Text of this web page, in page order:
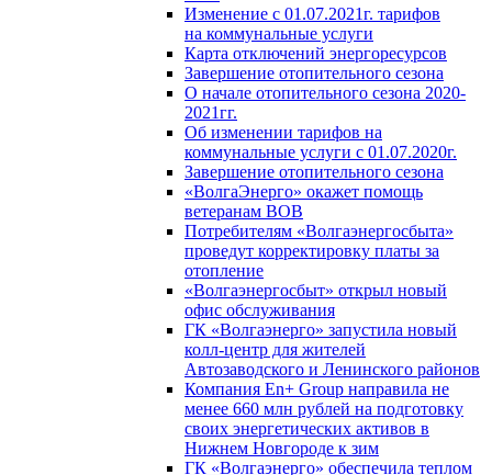
Изменение с 01.07.2021г. тарифов
на коммунальные услуги
Карта отключений энергоресурсов
Завершение отопительного сезона
О начале отопительного сезона 2020-
2021гг.
Об изменении тарифов на
коммунальные услуги с 01.07.2020г.
Завершение отопительного сезона
«ВолгаЭнерго» окажет помощь
ветеранам ВОВ
Потребителям «Волгаэнергосбыта»
проведут корректировку платы за
отопление
«Волгаэнергосбыт» открыл новый
офис обслуживания
ГК «Волгаэнерго» запустила новый
колл-центр для жителей
Автозаводского и Ленинского районов
Компания En+ Group направила не
менее 660 млн рублей на подготовку
своих энергетических активов в
Нижнем Новгороде к зим
ГК «Волгаэнерго» обеспечила теплом